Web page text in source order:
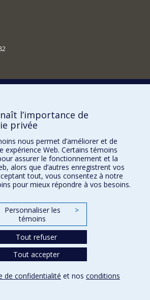
Département?
SCIENCES
l’importance de
privée
nous permet d’améliorer et de
expérience Web. Certains témoins
assurer le fonctionnement et la
alors que d’autres enregistrent vos
tout, vous consentez à notre
pour mieux répondre à vos besoins.
Personnaliser les
témoins
>
Tout refuser
Tout accepter
de confidentialité et nos conditions